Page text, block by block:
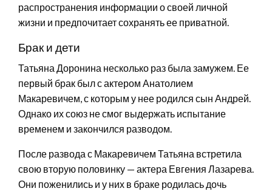
распространения информации о своей личной
жизни и предпочитает сохранять ее приватной.
Брак и дети
Татьяна Доронина несколько раз была замужем. Ее
первый брак был с актером Анатолием
Макаревичем, с которым у нее родился сын Андрей.
Однако их союз не смог выдержать испытание
временем и закончился разводом.
После развода с Макаревичем Татьяна встретила
свою вторую половинку — актера Евгения Лазарева.
Они поженились и у них в браке родилась дочь